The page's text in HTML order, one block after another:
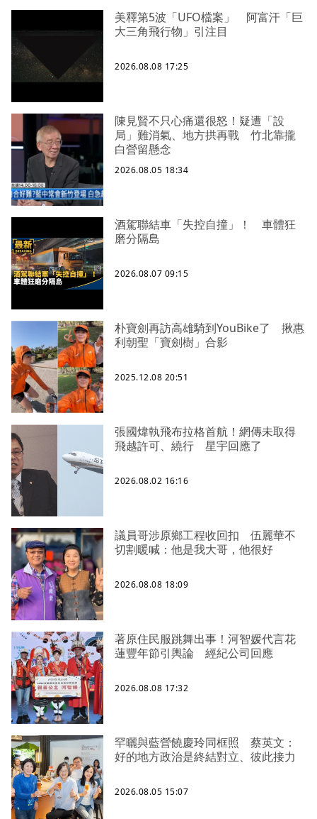
美釋第5波「UFO檔案」 阿富汗「巨
大三角飛行物」引注目
2026.08.08 17:25
陳見賢不只心痛還很怒！疑遭「設
局」難消氣、地方拱再戰 竹北靠攏
白營留懸念
2026.08.05 18:34
酒駕聯結車「失控自撞」！ 車體狂
磨分隔島
2026.08.07 09:15
朴寶劍再訪高雄騎到YouBike了 揪惠
利朝聖「寶劍樹」合影
2025.12.08 20:51
張國煒執飛布拉格首航！網傳未取得
飛越許可、繞行 星宇回應了
2026.08.02 16:16
議員哥涉原鄉工程收回扣 伍麗華不
切割暖喊：他是我大哥，他很好
2026.08.08 18:09
著原住民服跳舞出事！河智媛代言花
蓮豐年節引輿論 經紀公司回應
2026.08.08 17:32
罕曬與藍營饒慶玲同框照 蔡英文：
好的地方政治是終結對立、彼此接力
2026.08.05 15:07